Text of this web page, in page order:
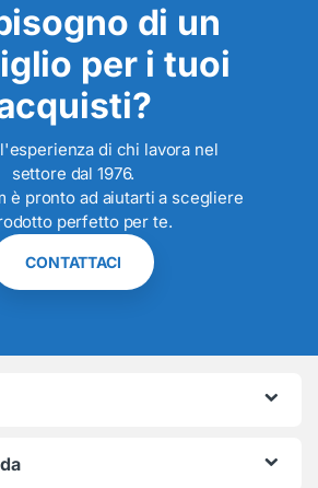
di un
per i tuoi
di chi lavora nel
settore dal 1976.
è pronto ad aiutarti a scegliere
perfetto per te.
CONTATTACI